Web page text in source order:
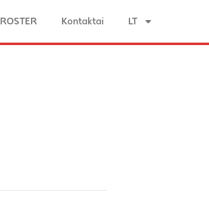
ROSTER Kontaktai LT